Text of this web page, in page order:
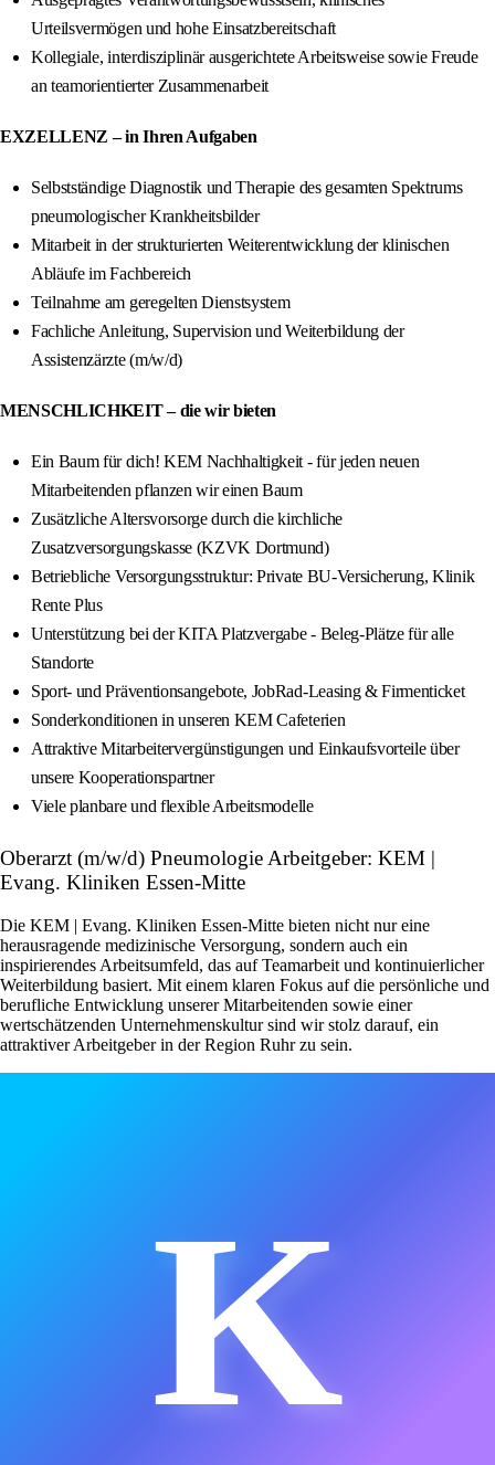
Urteilsvermögen und hohe Einsatzbereitschaft
Kollegiale, interdisziplinär ausgerichtete Arbeitsweise sowie Freude
an teamorientierter Zusammenarbeit
EXZELLENZ – in Ihren Aufgaben
Selbstständige Diagnostik und Therapie des gesamten Spektrums
pneumologischer Krankheitsbilder
Mitarbeit in der strukturierten Weiterentwicklung der klinischen
Abläufe im Fachbereich
Teilnahme am geregelten Dienstsystem
Fachliche Anleitung, Supervision und Weiterbildung der
Assistenzärzte (m/w/d)
MENSCHLICHKEIT – die wir bieten
Ein Baum für dich! KEM Nachhaltigkeit - für jeden neuen
Mitarbeitenden pflanzen wir einen Baum
Zusätzliche Altersvorsorge durch die kirchliche
Zusatzversorgungskasse (KZVK Dortmund)
Betriebliche Versorgungsstruktur: Private BU-Versicherung, Klinik
Rente Plus
Unterstützung bei der KITA Platzvergabe - Beleg-Plätze für alle
Standorte
Sport- und Präventionsangebote, JobRad-Leasing & Firmenticket
Sonderkonditionen in unseren KEM Cafeterien
Attraktive Mitarbeitervergünstigungen und Einkaufsvorteile über
unsere Kooperationspartner
Viele planbare und flexible Arbeitsmodelle
Oberarzt (m/w/d) Pneumologie Arbeitgeber: KEM |
Evang. Kliniken Essen-Mitte
Die KEM | Evang. Kliniken Essen-Mitte bieten nicht nur eine
herausragende medizinische Versorgung, sondern auch ein
inspirierendes Arbeitsumfeld, das auf Teamarbeit und kontinuierlicher
Weiterbildung basiert. Mit einem klaren Fokus auf die persönliche und
berufliche Entwicklung unserer Mitarbeitenden sowie einer
wertschätzenden Unternehmenskultur sind wir stolz darauf, ein
attraktiver Arbeitgeber in der Region Ruhr zu sein.
K